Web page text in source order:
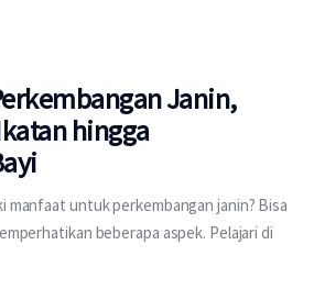
Janin,
hingga
manfaat untuk perkembangan janin? Bisa
beberapa aspek. Pelajari di